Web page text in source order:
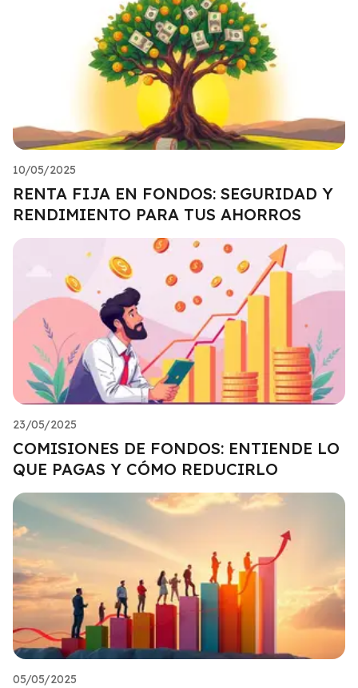
10/05/2025
RENTA FIJA EN FONDOS: SEGURIDAD Y
RENDIMIENTO PARA TUS AHORROS
23/05/2025
COMISIONES DE FONDOS: ENTIENDE LO
QUE PAGAS Y CÓMO REDUCIRLO
05/05/2025